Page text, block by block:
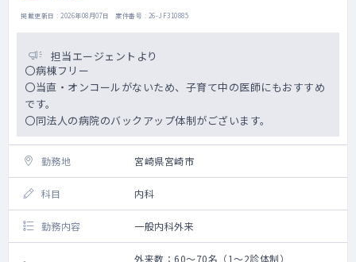
掲載更新日 : 2026年08月07日 案件番号 : 26-JF310885
担当エージェントより
〇病棟フリー
〇当直・オンコールがないため、子育て中の医師にもおすすめ
です。
〇同法人の病院のバックアップ体制がございます。
勤務地 宮崎県宮崎市
科目 内科
勤務内容 一般内科外来
外来数：60～70名（1～2診体制）